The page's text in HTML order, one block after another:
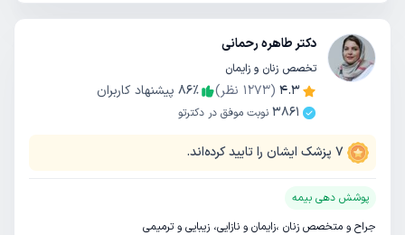
دکتر طاهره رحمانی
تخصص زنان و زایمان
4.3
(
1273 نظر) 86٪
پیشنهاد کاربران
3861 نوبت موفق در دکترتو
7 پزشک ایشان را تایید کرده‌اند.
پوشش دهی بیمه
جراح و متخصص زنان ،زایمان و نازایی، زیبایی و ترمیمی